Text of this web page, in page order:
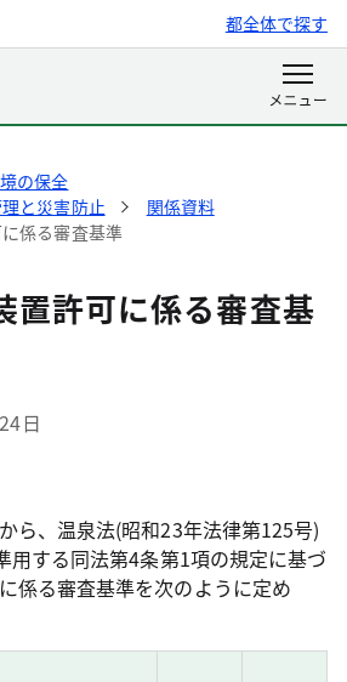
都全体で探す
の保全
と災害防止
関係資料
係る審査基準
置許可に係る審査基
日
ら、温泉法(昭和23年法律第125号)
用する同法第4条第1項の規定に基づ
係る審査基準を次のように定め